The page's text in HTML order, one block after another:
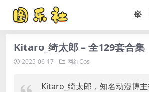
Kitaro_绮太郎 – 全129套合集
2025-06-17 网红Cos
Kitaro_绮太郎，知名动漫博